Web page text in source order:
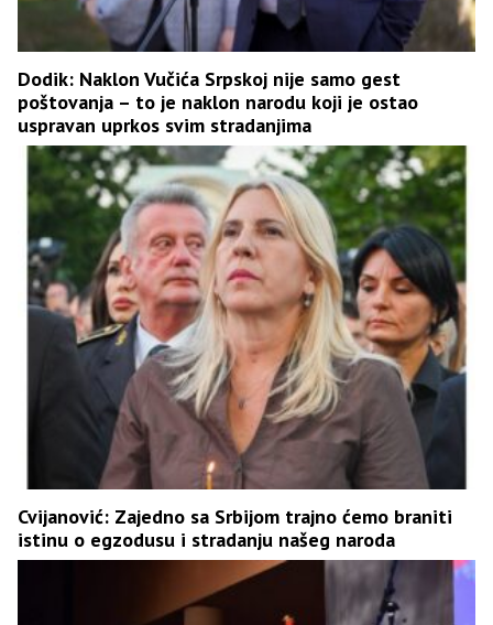
Dodik: Naklon Vučića Srpskoj nije samo gest
poštovanja – to je naklon narodu koji je ostao
uspravan uprkos svim stradanjima
Cvijanović: Zajedno sa Srbijom trajno ćemo braniti
istinu o egzodusu i stradanju našeg naroda